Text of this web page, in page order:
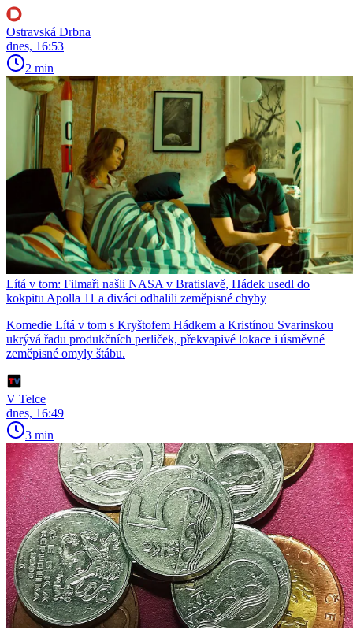
Ostravská Drbna
dnes, 16:53
2 min
Lítá v tom: Filmaři našli NASA v Bratislavě, Hádek usedl do
kokpitu Apolla 11 a diváci odhalili zeměpisné chyby
Komedie Lítá v tom s Kryštofem Hádkem a Kristínou Svarinskou
ukrývá řadu produkčních perliček, překvapivé lokace i úsměvné
zeměpisné omyly štábu.
V Telce
dnes, 16:49
3 min